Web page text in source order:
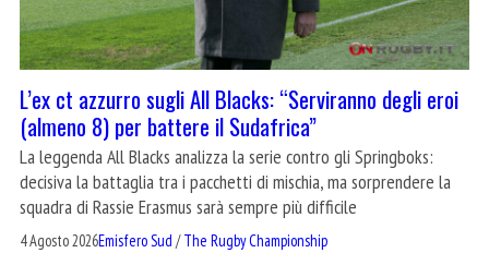
L’ex ct azzurro sugli All Blacks: “Serviranno degli eroi
(almeno 8) per battere il Sudafrica”
La leggenda All Blacks analizza la serie contro gli Springboks:
decisiva la battaglia tra i pacchetti di mischia, ma sorprendere la
squadra di Rassie Erasmus sarà sempre più difficile
4 Agosto 2026Emisfero Sud /The Rugby Championship